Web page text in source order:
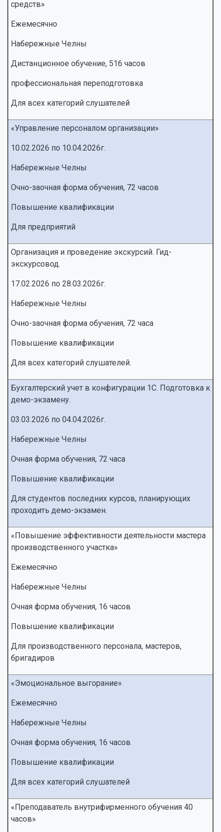
средств»
Ежемесячно
Набережные Челны
Дистанционное обучение, 516 часов
профессиональная переподготовка
Для всех категорий слушателей
«Управление персоналом организации»
10.02.2026 по 10.04.2026г.
Набережные Челны
Очно-заочная форма обучения, 72 часов
Повышение квалификации
Для предприятий
Организация и проведение экскурсий. Гид-
экскурсовод.
17.02.2026 по 28.03.2026г.
Набережные Челны
Очно-заочная форма обучения, 72 часа
Повышение квалификации
Для всех категорий слушателей.
Бухгалтерский учет в конфигурации 1С. Подготовка к
демо-экзамену.
03.03.2026 по 04.04.2026г.
Набережные Челны
Очная форма обучения, 72 часа
Повышение квалификации
Для студентов последних курсов, планирующих
проходить демо-экзамен.
«Повышение эффективности деятельности мастера
производственного участка»
Ежемесячно
Набережные Челны
Очная форма обучения, 16 часов
Повышение квалификации
Для производственного персонала, мастеров,
бригадиров
«Эмоциональное выгорание»
Ежемесячно
Набережные Челны
Очная форма обучения, 16 часов
Повышение квалификации
Для всех категорий слушателей
«Преподаватель внутрифирменного обучения 40
часов»